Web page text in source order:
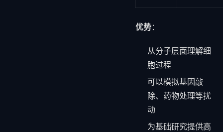
优势：
从分子层面理解细
胞过程
可以模拟基因敲
除、药物处理等扰
动
为基础研究提供高